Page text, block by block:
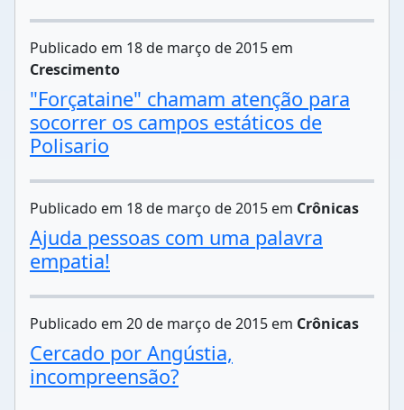
Publicado em 18 de março de 2015 em
Crescimento
"Forçataine" chamam atenção para
socorrer os campos estáticos de
Polisario
Publicado em 18 de março de 2015 em Crônicas
Ajuda pessoas com uma palavra
empatia!
Publicado em 20 de março de 2015 em Crônicas
Cercado por Angústia,
incompreensão?